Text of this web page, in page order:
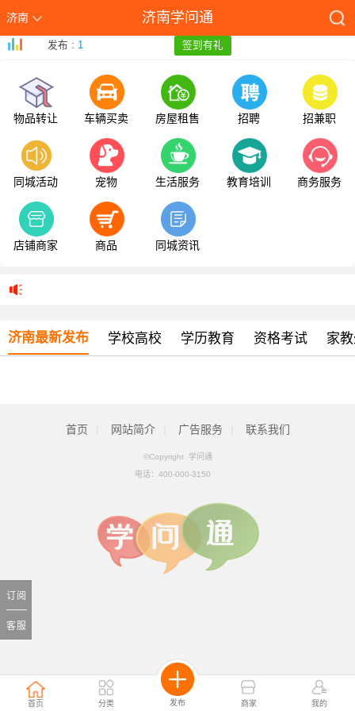
济南 济南学问通
首页 分类 发布 商家 我的
发布 : 1 签到有礼
物品转让 车辆买卖 房屋租售 招聘 招兼职
同城活动 宠物 生活服务 教育培训 商务服务
店铺商家 商品 同城资讯
济南最新发布 学校高校 学历教育 资格考试 家
订阅
客服
首页 网站简介 广告服务 联系我们
©Copyright 学问通
电话： 400-000-3150